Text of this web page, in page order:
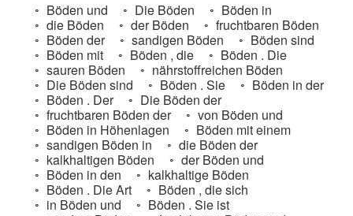
Böden und
Die Böden
Böden in
die Böden
der Böden
fruchtbaren Böden
Böden der
sandigen Böden
Böden sind
Böden mit
Böden , die
Böden . Die
sauren Böden
nährstoffreichen Böden
Die Böden sind
Böden . Sie
Böden in der
Böden . Der
Die Böden der
fruchtbaren Böden der
von Böden und
Böden in Höhenlagen
Böden mit einem
sandigen Böden in
die Böden der
kalkhaltigen Böden
der Böden und
Böden in den
kalkhaltige Böden
Böden . Die Art
Böden , die sich
in Böden und
Böden . Sie ist